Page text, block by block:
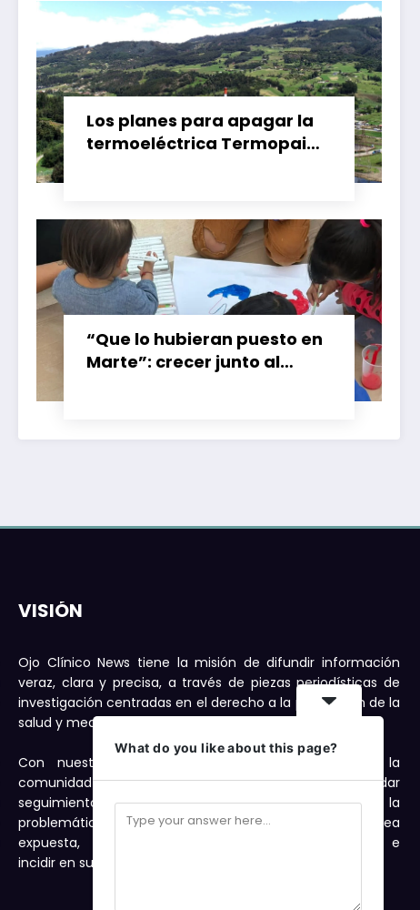
Los planes para apagar la
termoeléctrica Termopaipa
“Que lo hubieran puesto en
Marte”: crecer junto al
VISIÓN
Ojo Clínico News tiene la misión de difundir información
veraz, clara y precisa, a través de piezas periodísticas de
investigación centradas en el derecho a la protección de la
salud y medioambiente.
Con nuestras publicaciones buscamos motivar a la
comunidad a denunciar, con el compromiso de dar
seguimiento con investigaciones periodísticas a la
problemática de salud y medioambiente que sea
expuesta, como una forma de visibilizarla e
incidir en su solución.
What do you like about this page?